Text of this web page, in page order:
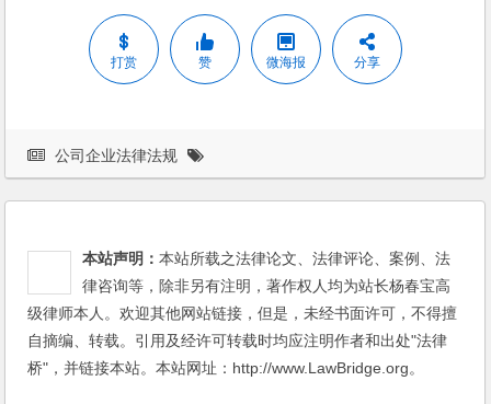
打赏 赞 微海报 分享
公司企业法律法规
本站声明：本站所载之法律论文、法律评论、案例、法
律咨询等，除非另有注明，著作权人均为站长杨春宝高
级律师本人。欢迎其他网站链接，但是，未经书面许可，不得擅
自摘编、转载。引用及经许可转载时均应注明作者和出处"法律
桥"，并链接本站。本站网址：http://www.LawBridge.org。